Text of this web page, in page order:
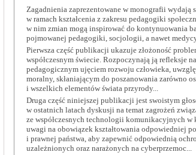
Zagadnienia zaprezentowane w monografii
w ramach kształcenia z zakresu pedagogiki
w nim zmian mogą inspirować do kontynuowania
pojmowanej pedagogiki, socjologii, a nawet
Pierwsza część publikacji ukazuje złożoność
współczesnym świecie. Rozpoczynają ją refleksje
pedagogicznym ujęciem rozwoju człowieka,
moralny, skłaniającym do poszanowania zarówno
i wszelkich elementów świata przyrody...
Druga część niniejszej publikacji jest swoistym
w ostatnich latach dyskusji na temat zagrożeń
ze współczesnych technologii komunikacyjnych w
uwagi na obowiązek kształtowania odpowiedniej
i prawnej państwa, aby zapewnić odpowiednią
uzależnionych oraz narażonych na cyberprzemoc...